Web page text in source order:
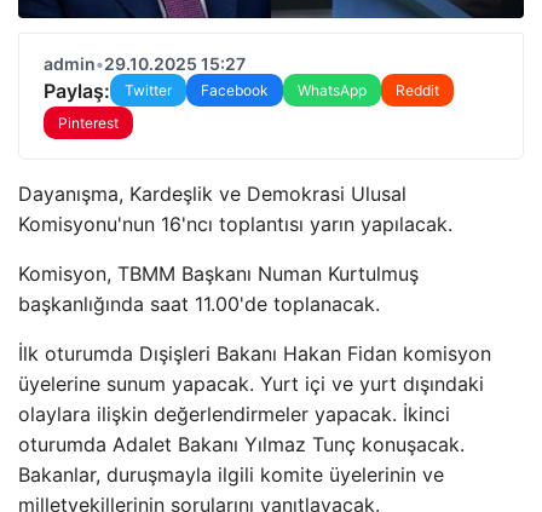
admin•29.10.2025 15:27
Paylaş: Twitter Facebook WhatsApp
Reddit
Pinterest
Dayanışma, Kardeşlik ve Demokrasi Ulusal
Komisyonu'nun 16'ncı toplantısı yarın yapılacak.
Komisyon, TBMM Başkanı Numan Kurtulmuş
başkanlığında saat 11.00'de toplanacak.
İlk oturumda Dışişleri Bakanı Hakan Fidan komisyon
üyelerine sunum yapacak. Yurt içi ve yurt dışındaki
olaylara ilişkin değerlendirmeler yapacak. İkinci
oturumda Adalet Bakanı Yılmaz Tunç konuşacak.
Bakanlar, duruşmayla ilgili komite üyelerinin ve
milletvekillerinin sorularını yanıtlayacak.